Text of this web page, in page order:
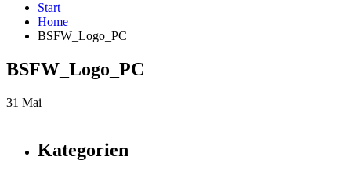
Start
Home
BSFW_Logo_PC
BSFW_Logo_PC
31 Mai
Kategorien